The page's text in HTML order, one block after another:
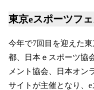
東京eスポーツフ
今年で7回目を迎えた
都、日本ｅスポーツ協
メント協会、日本オン
サイトが主催となり、